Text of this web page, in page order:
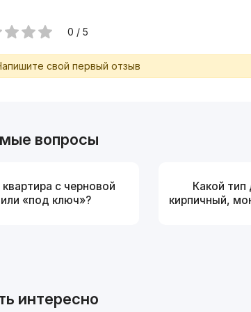
0 / 5
свой первый отзыв
вопросы
с черновой
«под ключ»?
Какой
кирпичный,
интересно